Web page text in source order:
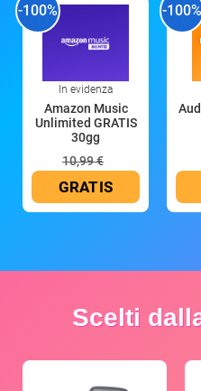
-100%
In evidenza
Amazon Music
Unlimited GRATIS
30gg
10,99 €
GRATIS
-100%
Scelti